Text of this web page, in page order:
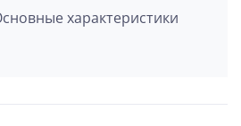
характеристики